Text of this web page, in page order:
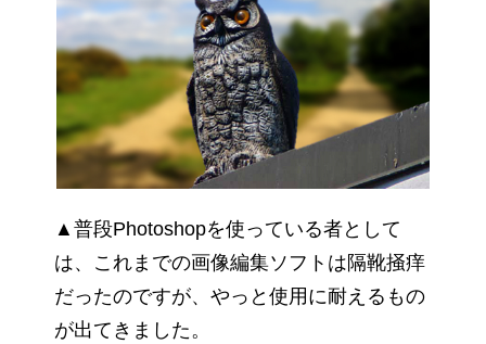
▲普段Photoshopを使っている者として
は、これまでの画像編集ソフトは隔靴掻痒
だったのですが、やっと使用に耐えるもの
が出てきました。